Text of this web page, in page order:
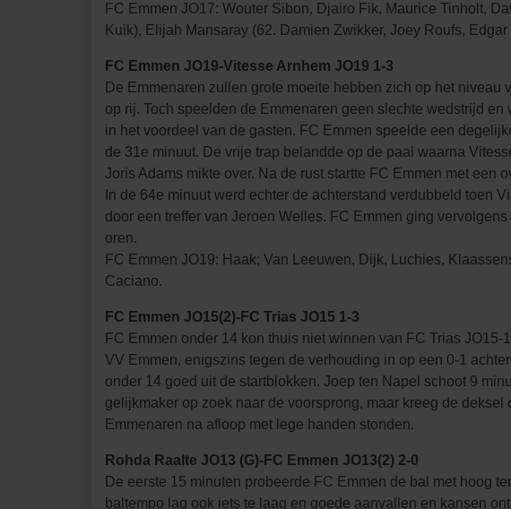
FC Emmen JO17: Wouter Sibon, Djairo Fik, Maurice Tinholt,
Kuik), Elijah Mansaray (62. Damien Zwikker, Joey Roufs,
FC Emmen JO19-Vitesse Arnhem JO19 1-3
De Emmenaren zullen grote moeite hebben zich op het
op rij. Toch speelden de Emmenaren geen slechte wedstrijd
in het voordeel van de gasten. FC Emmen speelde een
de 31e minuut. De vrije trap belandde op de paal waarna
Joris Adams mikte over. Na de rust startte FC Emmen met
In de 64e minuut werd echter de achterstand verdubbeld toen
door een treffer van Jeroen Welles. FC Emmen ging
oren.
FC Emmen JO19: Haak; Van Leeuwen, Dijk, Luchies,
Caciano.
FC Emmen JO15(2)-FC Trias JO15 1-3
FC Emmen onder 14 kon thuis niet winnen van FC Trias
VV Emmen, enigszins tegen de verhouding in op een 0-1
onder 14 goed uit de startblokken. Joep ten Napel schoot 9
gelijkmaker op zoek naar de voorsprong, maar kreeg de
Emmenaren na afloop met lege handen stonden.
Rohda Raalte JO13 (G)-FC Emmen JO13(2) 2-0
De eerste 15 minuten probeerde FC Emmen de bal met hoog
baltempo lag ook iets te laag en goede aanvallen en kansen